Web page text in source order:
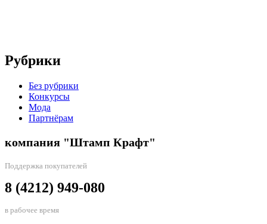
Рубрики
Без рубрики
Конкурсы
Мода
Партнёрам
компания "Штамп Крафт"
Поддержка покупателей
8 (4212) 949-080
в рабочее время